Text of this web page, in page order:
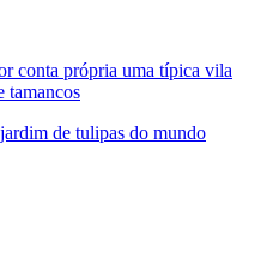
conta própria uma típica vila
tamancos
de tulipas do mundo